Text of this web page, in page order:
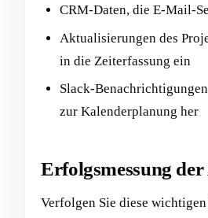
CRM-Daten, die E-Mail-
Aktualisierungen des
in die Zeiterfassung ein
Slack-
zur Kalenderplanung her
Erfolgsmessung
Verfolgen Sie diese